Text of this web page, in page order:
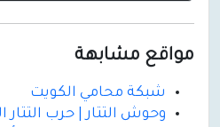
مواقع مشابهة
شبكة محامي الكويت
وحوش التتار | حرب